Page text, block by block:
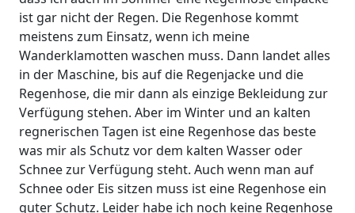
ist gar nicht der Regen. Die Regenhose kommt
meistens zum Einsatz, wenn ich meine
Wanderklamotten waschen muss. Dann landet alles
in der Maschine, bis auf die Regenjacke und die
Regenhose, die mir dann als einzige Bekleidung zur
Verfügung stehen. Aber im Winter und an kalten
regnerischen Tagen ist eine Regenhose das beste
was mir als Schutz vor dem kalten Wasser oder
Schnee zur Verfügung steht. Auch wenn man auf
Schnee oder Eis sitzen muss ist eine Regenhose ein
guter Schutz. Leider habe ich noch keine Regenhose